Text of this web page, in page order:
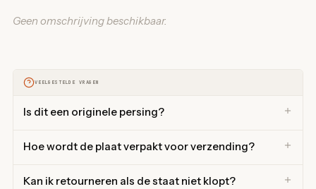
Geen omschrijving beschikbaar.
VEELGESTELDE VRAGEN
Is dit een originele persing?
Hoe wordt de plaat verpakt voor verzending?
Kan ik retourneren als de staat niet klopt?